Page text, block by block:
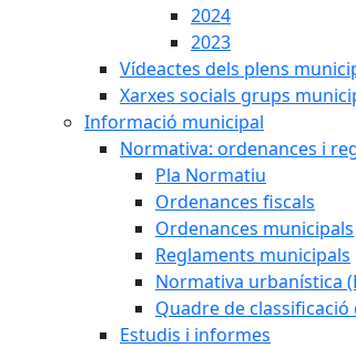
2024
2023
Vídeactes dels plens
Xarxes socials grups
Informació municipal
Normativa: ordenances i
Pla Normatiu
Ordenances fiscals
Ordenances municipals
Reglaments municipals
Normativa urbanística
Quadre de
Estudis i informes